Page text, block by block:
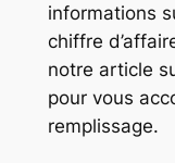
informations
chiffre
notre article
pour vous
remplissage.